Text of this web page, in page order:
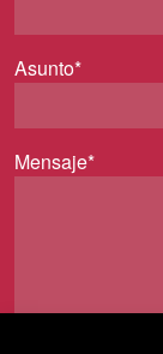
Asunto*
Mensaje*